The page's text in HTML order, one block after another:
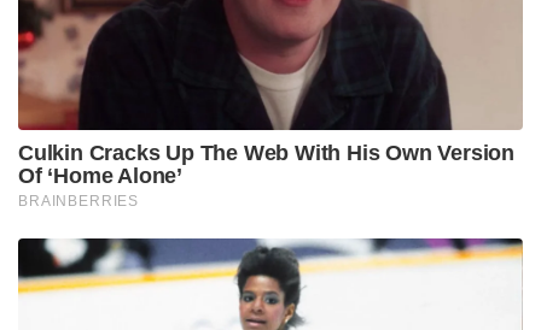
Culkin Cracks Up The Web With His Own Version
Of ‘Home Alone’
BRAINBERRIES